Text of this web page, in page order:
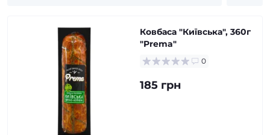
Ковбаса "Київська", 360г
"Prema"
0
185 грн